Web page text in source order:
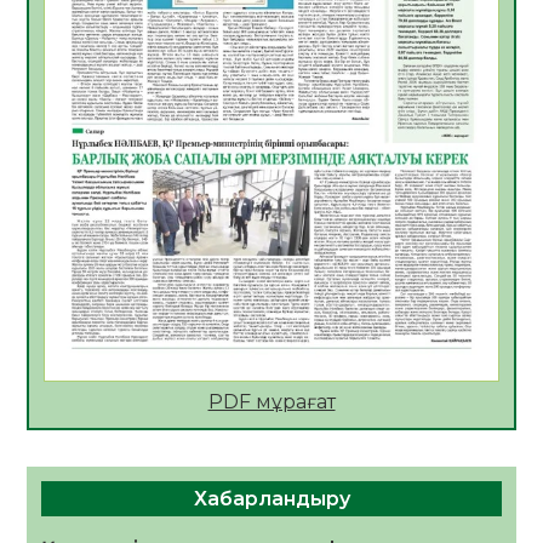
Руслан Рүстемұлы облыс әкімінің
кеңесшісі болып тағайындалды
05.08.2026
23
Цифрландыру саласын дамыту аясында
салынатын жаңа орталықтың жобасы
талқыланды
05.08.2026
22
Алғашқы цифрлық жасанды интеллект
құралдарының таныстырылымы өтті
05.08.2026
23
Құрылтай үшін дауыс беруге дайын
ӘРБІР ДАУЫС – ҚОҒАМ ДАМУЫНА
ҚОСЫЛҒАН ҮЛЕС
05.08.2026
32 0
PDF мұрағат
Хабарландыру